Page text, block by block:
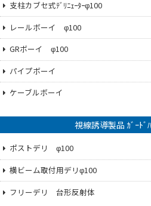
支柱カブセ式ﾃﾞﾘﾆｪｰﾀｰφ100
レールボーイ φ100
GRボーイ φ100
パイプボーイ
ケーブルボーイ
視線誘導製品 ｶﾞｰﾄﾞ
ポストデリ φ100
横ビーム取付用デリφ100
フリーデリ 台形反射体